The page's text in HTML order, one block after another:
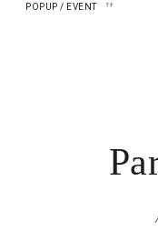
POPUP / EVENT